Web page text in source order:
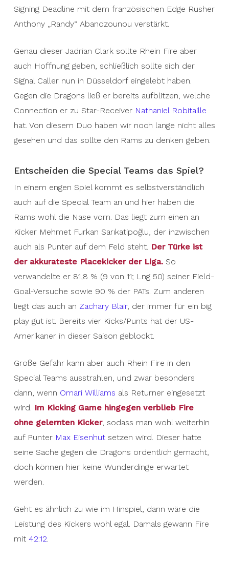
Signing Deadline mit dem französischen Edge Rusher
Anthony „Randy“ Abandzounou verstärkt.
Genau dieser Jadrian Clark sollte Rhein Fire aber
auch Hoffnung geben, schließlich sollte sich der
Signal Caller nun in Düsseldorf eingelebt haben.
Gegen die Dragons ließ er bereits aufblitzen, welche
Connection er zu Star-Receiver Nathaniel Robitaille
hat. Von diesem Duo haben wir noch lange nicht alles
gesehen und das sollte den Rams zu denken geben.
Entscheiden die Special Teams das Spiel?
In einem engen Spiel kommt es selbstverständlich
auch auf die Special Team an und hier haben die
Rams wohl die Nase vorn. Das liegt zum einen an
Kicker Mehmet Furkan Sarıkatipoğlu, der inzwischen
auch als Punter auf dem Feld steht. Der Türke ist
der akkurateste Placekicker der Liga.So
verwandelte er 81,8 % (9 von 11; Lng 50) seiner Field-
Goal-Versuche sowie 90 % der PATs. Zum anderen
liegt das auch an Zachary Blair, der immer für ein big
play gut ist. Bereits vier Kicks/Punts hat der US-
Amerikaner in dieser Saison geblockt.
Große Gefahr kann aber auch Rhein Fire in den
Special Teams ausstrahlen, und zwar besonders
dann, wenn Omari Williams als Returner eingesetzt
wird. Im Kicking Game hingegen verblieb Fire
ohne gelernten Kicker, sodass man wohl weiterhin
auf Punter Max Eisenhutsetzen wird. Dieser hatte
seine Sache gegen die Dragons ordentlich gemacht,
doch können hier keine Wunderdinge erwartet
werden.
Geht es ähnlich zu wie im Hinspiel, dann wäre die
Leistung des Kickers wohl egal. Damals gewann Fire
mit 42:12.